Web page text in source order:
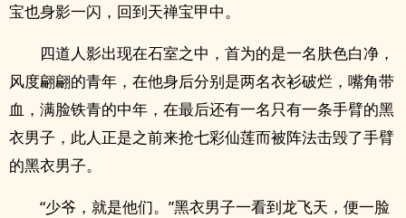
宝也身影一闪，回到天禅宝甲中。
四道人影出现在石室之中，首为的是一名肤色白净，
风度翩翩的青年，在他身后分别是两名衣衫破烂，嘴角带
血，满脸铁青的中年，在最后还有一名只有一条手臂的黑
衣男子，此人正是之前来抢七彩仙莲而被阵法击毁了手臂
的黑衣男子。
“少爷，就是他们。”黑衣男子一看到龙飞天，便一脸